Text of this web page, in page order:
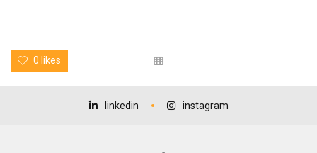
0 likes
linkedin instagram